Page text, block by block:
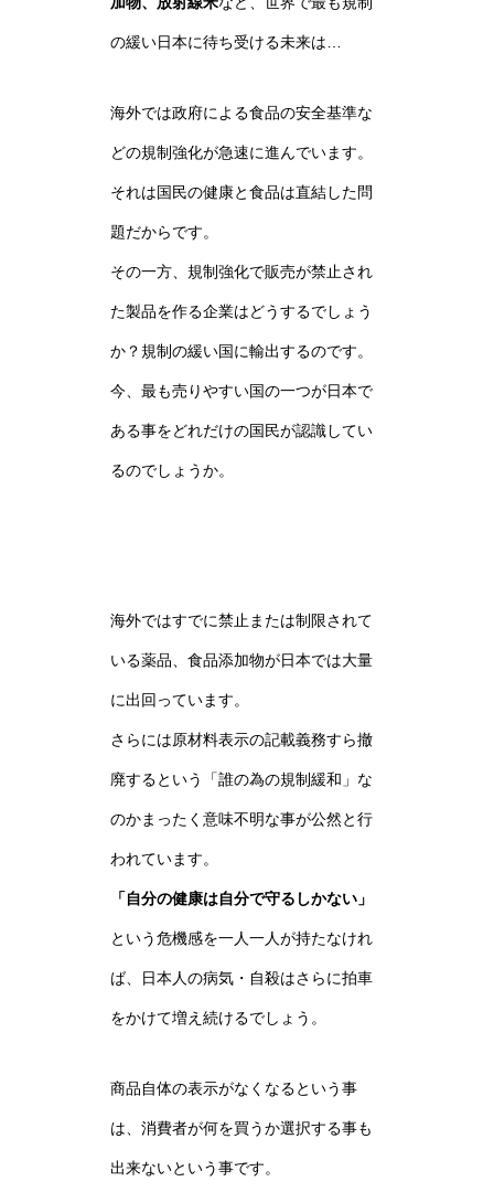
の緩い日本に待ち受ける未来は…
海外では政府による食品の安全基準な
どの規制強化が急速に進んでいます。
それは国民の健康と食品は直結した問
題だからです。
その一方、規制強化で販売が禁止され
た製品を作る企業はどうするでしょう
か？規制の緩い国に輸出するのです。
今、最も売りやすい国の一つが日本で
ある事をどれだけの国民が認識してい
るのでしょうか。
海外ではすでに禁止または制限されて
いる薬品、食品添加物が日本では大量
に出回っています。
さらには原材料表示の記載義務すら撤
廃するという「誰の為の規制緩和」な
のかまったく意味不明な事が公然と行
われています。
「自分の健康は自分で守るしかない」
という危機感を一人一人が持たなけれ
ば、日本人の病気・自殺はさらに拍車
をかけて増え続けるでしょう。
商品自体の表示がなくなるという事
は、消費者が何を買うか選択する事も
出来ないという事です。